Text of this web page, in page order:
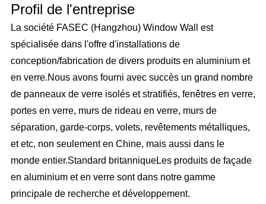
Profil de l'entreprise
La société FASEC (Hangzhou) Window Wall est
spécialisée dans l'offre d'installations de
conception/fabrication de divers produits en aluminium et
en verre.Nous avons fourni avec succès un grand nombre
de panneaux de verre isolés et stratifiés, fenêtres en verre,
portes en verre, murs de rideau en verre, murs de
séparation, garde-corps, volets, revêtements métalliques,
et etc, non seulement en Chine, mais aussi dans le
monde entier.Standard britanniqueLes produits de façade
en aluminium et en verre sont dans notre gamme
principale de recherche et développement.